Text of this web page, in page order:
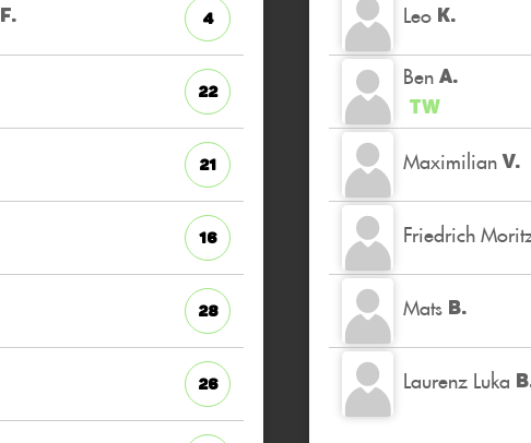
F. 4
22
21
16
28
26
Leo K.
Ben A.
TW
Maximilian V.
Friedrich
Mats B.
Laurenz Luka